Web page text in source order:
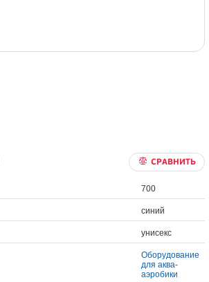
СРАВНИТЬ
700
синий
унисекс
Оборудование
для аква-
аэробики